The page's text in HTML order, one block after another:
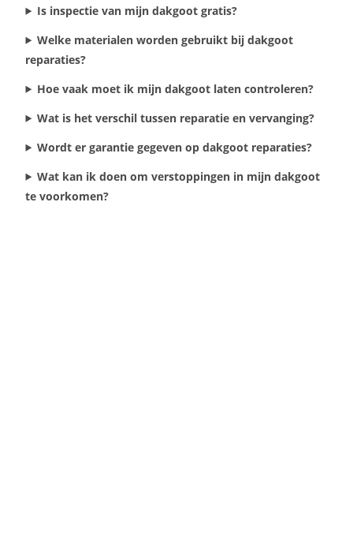
Is inspectie van mijn dakgoot gratis?
Welke materialen worden gebruikt bij dakgoot
reparaties?
Hoe vaak moet ik mijn dakgoot laten controleren?
Wat is het verschil tussen reparatie en vervanging?
Wordt er garantie gegeven op dakgoot reparaties?
Wat kan ik doen om verstoppingen in mijn dakgoot
te voorkomen?